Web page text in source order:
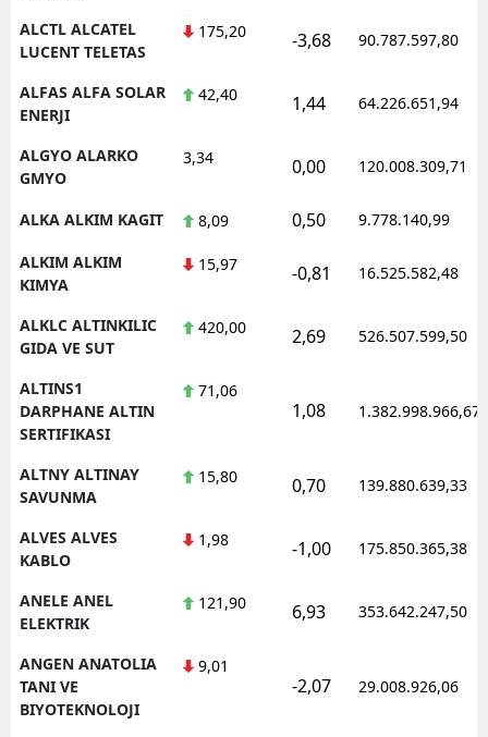
ALCTL ALCATEL
LUCENT TELETAS
175,20 -3,68 90.787.597,80
ALFAS ALFA SOLAR
ENERJI
42,40 1,44 64.226.651,94
ALGYO ALARKO
GMYO
3,34 0,00 120.008.309,71
ALKA ALKIM KAGIT 8,09 0,50 9.778.140,99
ALKIM ALKIM
KIMYA
15,97 -0,81 16.525.582,48
ALKLC ALTINKILIC
GIDA VE SUT
420,00 2,69 526.507.599,50
ALTINS1
DARPHANE ALTIN
SERTIFIKASI
71,06
1,08 1.382.998.966,67
ALTNY ALTINAY
SAVUNMA
15,80 0,70 139.880.639,33
ALVES ALVES
KABLO
1,98 -1,00 175.850.365,38
ANELE ANEL
ELEKTRIK
121,90 6,93 353.642.247,50
ANGEN ANATOLIA
TANI VE
BIYOTEKNOLOJI
9,01
-2,07 29.008.926,06